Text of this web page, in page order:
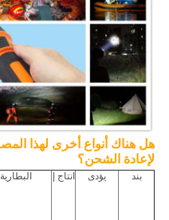
لإعادة الشحن؟
بند يؤدى انتاج | البطارية